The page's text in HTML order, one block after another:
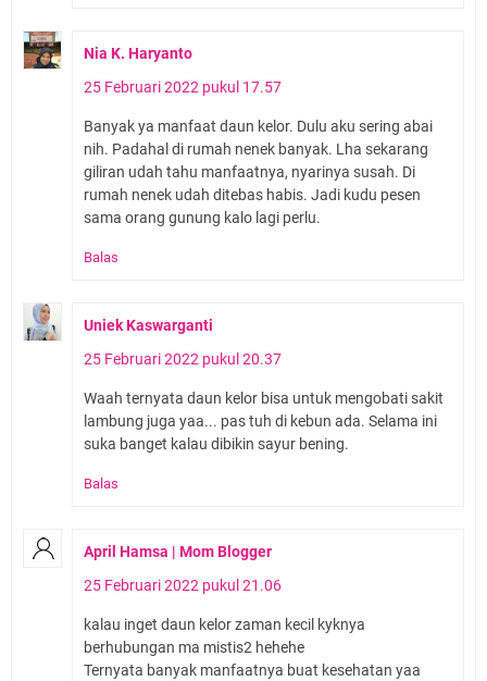
Nia K. Haryanto
25 Februari 2022 pukul 17.57
Banyak ya manfaat daun kelor. Dulu aku sering abai
nih. Padahal di rumah nenek banyak. Lha sekarang
giliran udah tahu manfaatnya, nyarinya susah. Di
rumah nenek udah ditebas habis. Jadi kudu pesen
sama orang gunung kalo lagi perlu.
Balas
Uniek Kaswarganti
25 Februari 2022 pukul 20.37
Waah ternyata daun kelor bisa untuk mengobati sakit
lambung juga yaa... pas tuh di kebun ada. Selama ini
suka banget kalau dibikin sayur bening.
Balas
April Hamsa | Mom Blogger
25 Februari 2022 pukul 21.06
kalau inget daun kelor zaman kecil kyknya
berhubungan ma mistis2 hehehe
Ternyata banyak manfaatnya buat kesehatan yaa